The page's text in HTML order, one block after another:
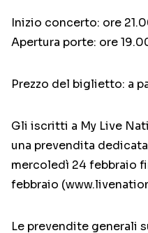
Inizio concerto: ore
Apertura porte: ore
Prezzo del biglietto: a
Gli iscritti a My Live
una prevendita
mercoledì 24 febbraio
febbraio
Le prevendite generali